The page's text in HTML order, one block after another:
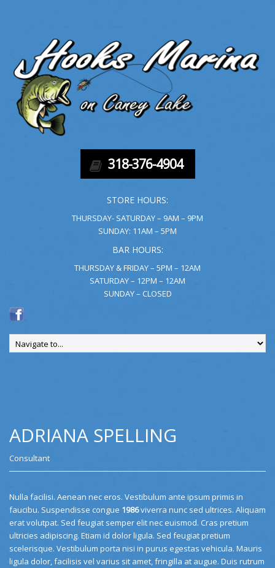
318-376-4904
STORE HOURS:
THURSDAY- SATURDAY – 9AM – 9PM
SUNDAY: 11AM – 5PM
BAR HOURS:
THURSDAY & FRIDAY – 5PM – 12AM
SATURDAY – 12PM – 12AM
SUNDAY – CLOSED
ADRIANA SPELLING
Consultant
Nulla facilisi. Aenean nec eros. Vestibulum ante ipsum primis in
faucibu. Suspendisse congue 1986viverra nunc sed ultrices. Aliquam
erat volutpat. Sed feugiat semper elit nec euismod. Cras pretium
ultricies adipiscing. Etiam id dolor ligula. Sed feugiat pretium
scelerisque. Vestibulum porta nisi in purus egestas vehicula. Mauris
ligula dolor, facilisis vel varius sit amet, fringilla at augue. Duis rutrum